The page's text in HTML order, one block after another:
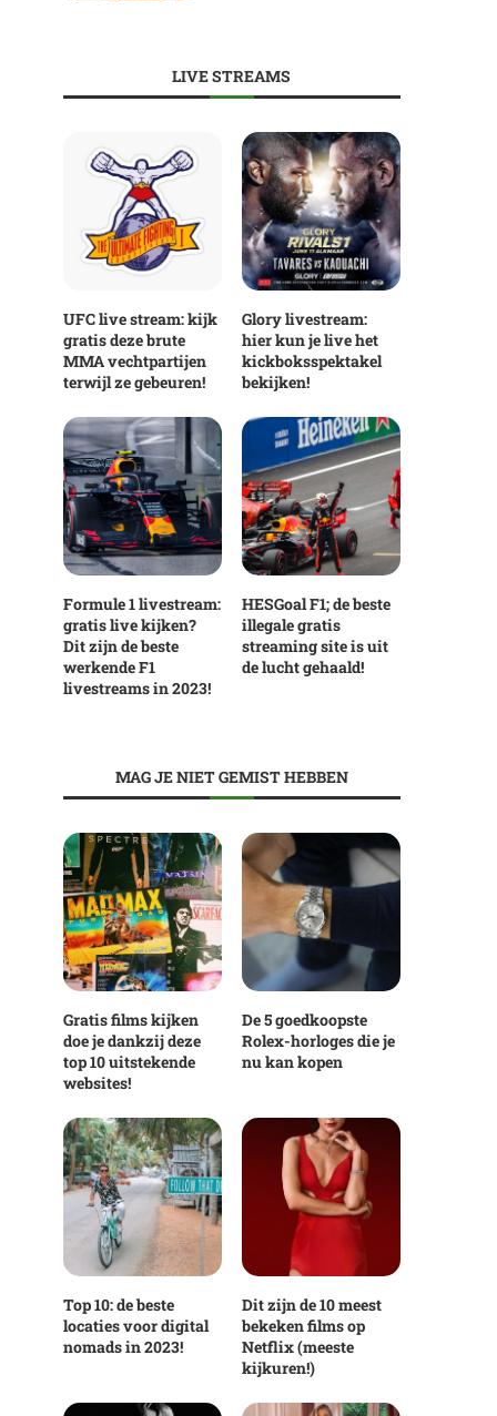
LIVE STREAMS
UFC live stream: kijk
gratis deze brute
MMA vechtpartijen
terwijl ze gebeuren!
Glory livestream:
hier kun je live het
kickboksspektakel
bekijken!
Formule 1 livestream:
gratis live kijken?
Dit zijn de beste
werkende F1
livestreams in 2023!
HESGoal F1; de beste
illegale gratis
streaming site is uit
de lucht gehaald!
MAG JE NIET GEMIST HEBBEN
Gratis films kijken
doe je dankzij deze
top 10 uitstekende
websites!
De 5 goedkoopste
Rolex-horloges die je
nu kan kopen
Top 10: de beste
locaties voor digital
nomads in 2023!
Dit zijn de 10 meest
bekeken films op
Netflix (meeste
kijkuren!)